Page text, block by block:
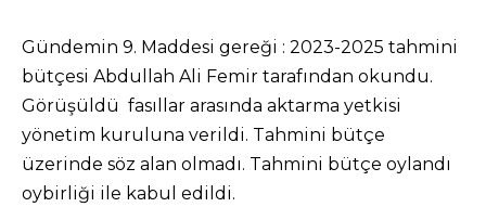
Gündemin 9. Maddesi gereği : 2023-2025 tahmini
bütçesi Abdullah Ali Femir tarafından okundu.
Görüşüldü fasıllar arasında aktarma yetkisi
yönetim kuruluna verildi. Tahmini bütçe
üzerinde söz alan olmadı. Tahmini bütçe oylandı
oybirliği ile kabul edildi.